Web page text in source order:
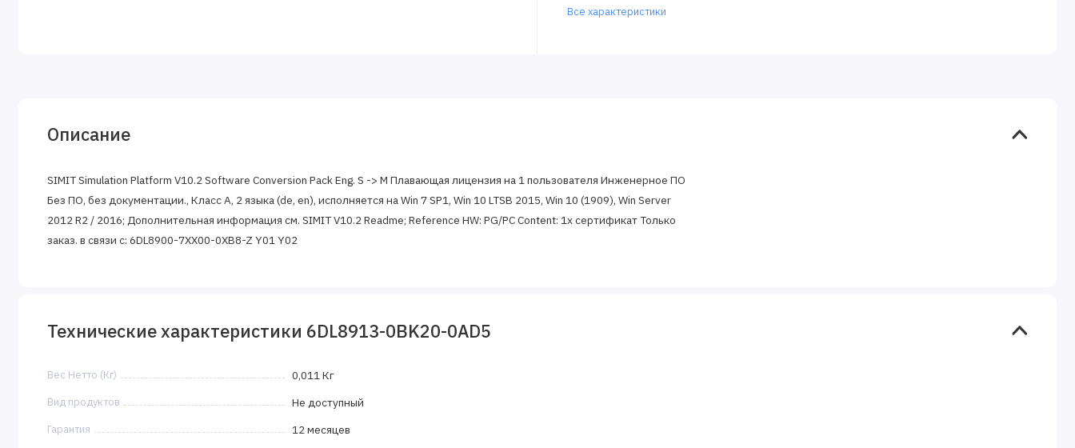
Все характеристики
Описание
SIMIT Simulation Platform V10.2 Software Conversion Pack Eng. S -> M Плавающая лицензия на 1 пользователя Инженерное ПО
Без ПО, без документации., Класс A, 2 языка (de, en), исполняется на Win 7 SP1, Win 10 LTSB 2015, Win 10 (1909), Win Server
2012 R2 / 2016; Дополнительная информация см. SIMIT V10.2 Readme; Reference HW: PG/PC Content: 1х сертификат Только
заказ. в связи с: 6DL8900-7XX00-0XB8-Z Y01 Y02
Технические характеристики 6DL8913-0BK20-0AD5
Вес Нетто (Кг) 0,011 Кг
Вид продуктов Не доступный
Гарантия 12 месяцев